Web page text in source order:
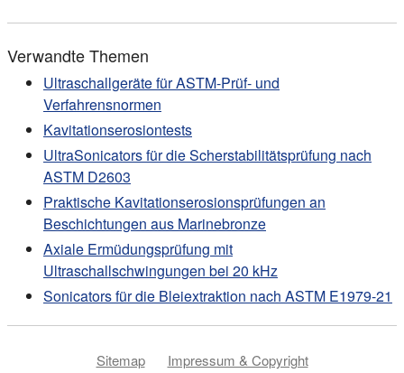
Verwandte Themen
Ultraschallgeräte für ASTM-Prüf- und
Verfahrensnormen
Kavitationserosiontests
UltraSonicators für die Scherstabilitätsprüfung nach
ASTM D2603
Praktische Kavitationserosionsprüfungen an
Beschichtungen aus Marinebronze
Axiale Ermüdungsprüfung mit
Ultraschallschwingungen bei 20 kHz
Sonicators für die Bleiextraktion nach ASTM E1979-21
Sitemap Impressum & Copyright